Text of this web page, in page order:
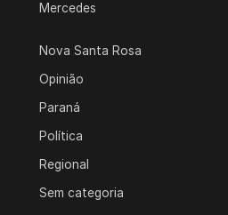
Mercedes
Nova Santa Rosa
Opinião
Paraná
Política
Regional
Sem categoria